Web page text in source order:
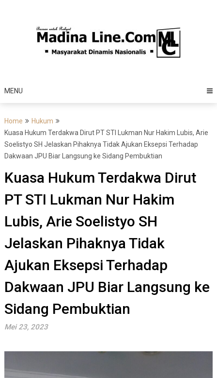
MENU
Home
Hukum
Kuasa Hukum Terdakwa Dirut PT STI Lukman Nur Hakim Lubis, Arie
Soelistyo SH Jelaskan Pihaknya Tidak Ajukan Eksepsi Terhadap
Dakwaan JPU Biar Langsung ke Sidang Pembuktian
Kuasa Hukum Terdakwa Dirut
PT STI Lukman Nur Hakim
Lubis, Arie Soelistyo SH
Jelaskan Pihaknya Tidak
Ajukan Eksepsi Terhadap
Dakwaan JPU Biar Langsung ke
Sidang Pembuktian
Mei 23, 2023